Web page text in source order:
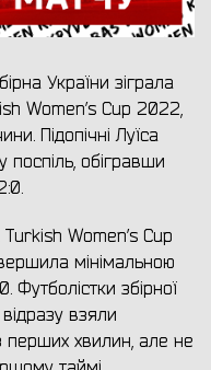
України зіграла
Women’s Cup 2022,
Підопічні Луїса
обігравши
Women’s Cup
мінімальною
збірної
взяли
перших хвилин, але не